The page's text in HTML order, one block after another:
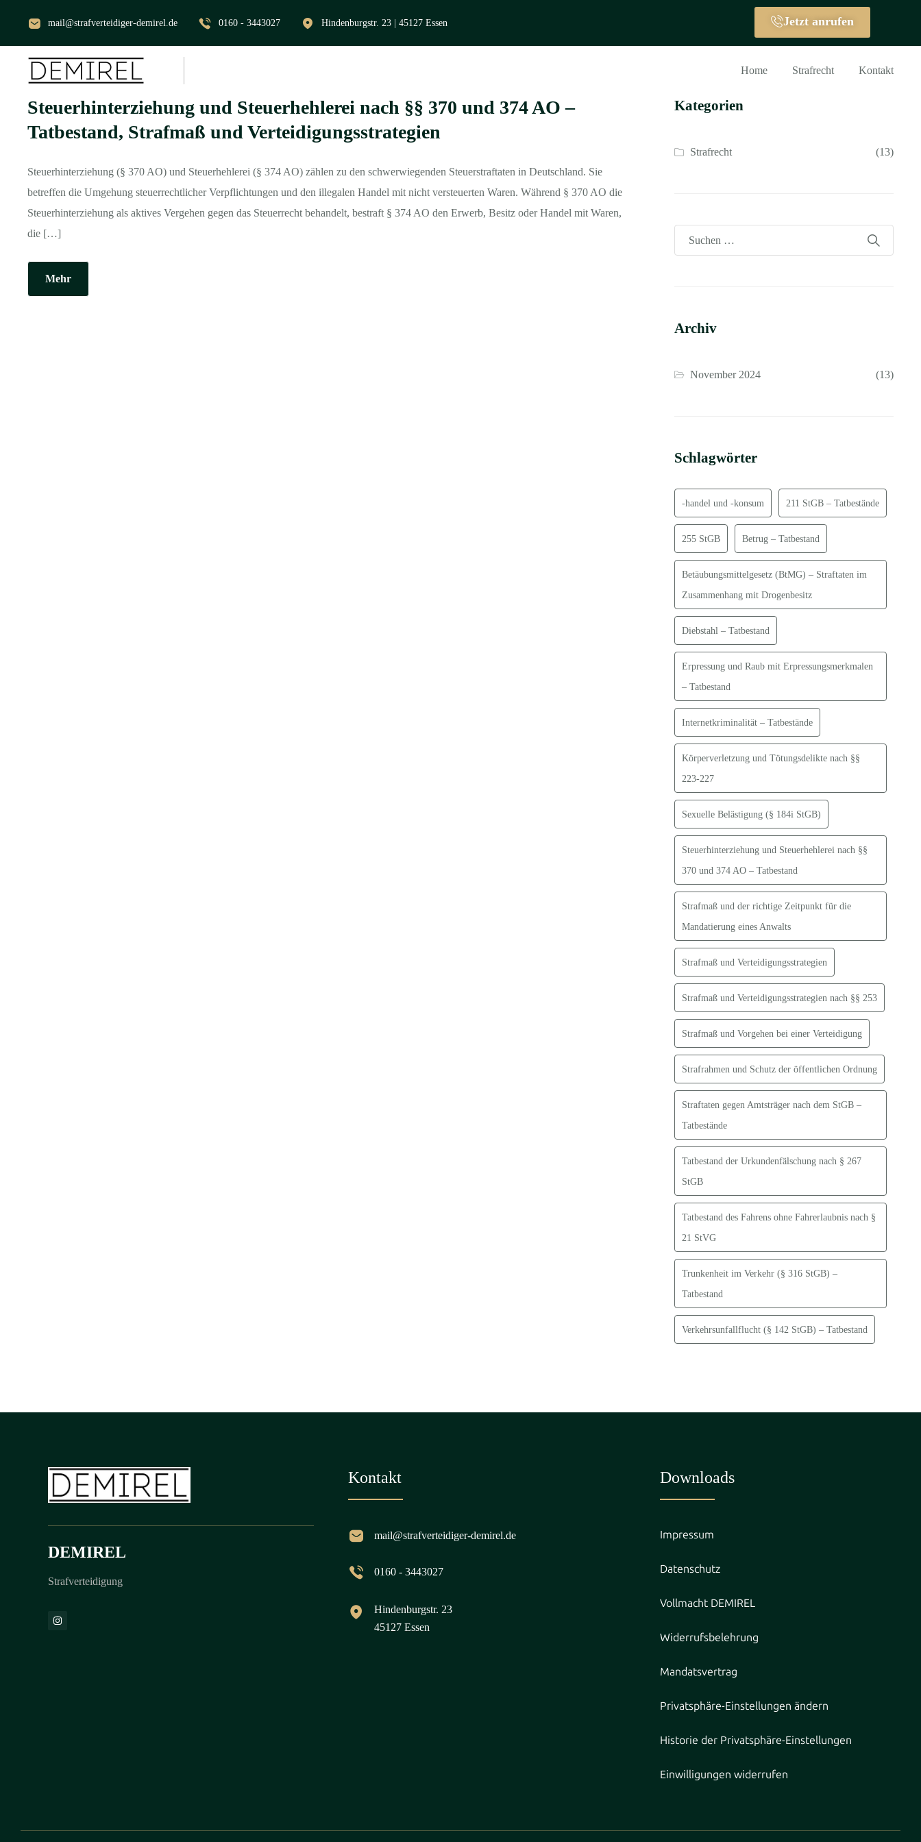
mail@strafverteidiger-demirel.de 0160 - 3443027 Hindenburgstr. 23 | 45127 Essen Jetzt anrufen
Home Strafrecht Kontakt
Steuerhinterziehung und Steuerhehlerei nach §§ 370 und 374 AO –
Tatbestand, Strafmaß und Verteidigungsstrategien
Steuerhinterziehung (§ 370 AO) und Steuerhehlerei (§ 374 AO) zählen zu den schwerwiegenden Steuerstraftaten in Deutschland. Sie
betreffen die Umgehung steuerrechtlicher Verpflichtungen und den illegalen Handel mit nicht versteuerten Waren. Während § 370 AO die
Steuerhinterziehung als aktives Vergehen gegen das Steuerrecht behandelt, bestraft § 374 AO den Erwerb, Besitz oder Handel mit Waren,
die […]
Mehr
Kategorien
Strafrecht (13)
Archiv
November 2024 (13)
Schlagwörter
-handel und -konsum 211 StGB – Tatbestände
255 StGB Betrug – Tatbestand
Betäubungsmittelgesetz (BtMG) – Straftaten im
Zusammenhang mit Drogenbesitz
Diebstahl – Tatbestand
Erpressung und Raub mit Erpressungsmerkmalen
– Tatbestand
Internetkriminalität – Tatbestände
Körperverletzung und Tötungsdelikte nach §§
223-227
Sexuelle Belästigung (§ 184i StGB)
Steuerhinterziehung und Steuerhehlerei nach §§
370 und 374 AO – Tatbestand
Strafmaß und der richtige Zeitpunkt für die
Mandatierung eines Anwalts
Strafmaß und Verteidigungsstrategien
Strafmaß und Verteidigungsstrategien nach §§ 253
Strafmaß und Vorgehen bei einer Verteidigung
Strafrahmen und Schutz der öffentlichen Ordnung
Straftaten gegen Amtsträger nach dem StGB –
Tatbestände
Tatbestand der Urkundenfälschung nach § 267
StGB
Tatbestand des Fahrens ohne Fahrerlaubnis nach §
21 StVG
Trunkenheit im Verkehr (§ 316 StGB) –
Tatbestand
Verkehrsunfallflucht (§ 142 StGB) – Tatbestand
DEMIREL
Strafverteidigung
Kontakt
mail@strafverteidiger-demirel.de
0160 - 3443027
Hindenburgstr. 23
45127 Essen
Downloads
Impressum
Datenschutz
Vollmacht DEMIREL
Widerrufsbelehrung
Mandatsvertrag
Privatsphäre-Einstellungen ändern
Historie der Privatsphäre-Einstellungen
Einwilligungen widerrufen